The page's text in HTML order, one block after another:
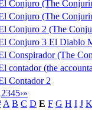
Conjuro (The
Conjuro (The
Conjuro 2 (The
Conjuro 3 El Diablo
Conspirador (The
contador (the
Contador 2
2345›»
A B C D E F G H I J K